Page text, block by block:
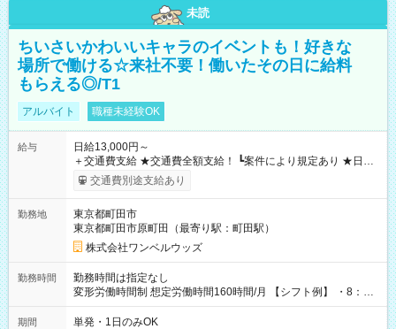
未読
ちいさいかわいいキャラのイベントも！好きな
場所で働ける☆来社不要！働いたその日に給料
もらえる◎/T1
アルバイト 職種未経験OK
給与
日給13,000円～
＋交通費支給 ★交通費全額支給！ ┗案件により規定あり ★日払
いOK！（規定あり） ┗働いたその日に現金GET♪ お仕事後はコ
ンビニATMから 日払い分を引き落とせます！ 【試用期間】試
交通費別途支給あり
勤務地
東京都町田市
東京都町田市原町田（最寄り駅：町田駅）
株式会社ワンベルウッズ
勤務時間
勤務時間は指定なし
変形労働時間制 想定労働時間160時間/月 【シフト例】 ・8：00
～21：00
期間 単発・1日のみOK